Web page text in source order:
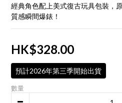
經典角色配上美式復古玩具包裝，
質感瞬間爆錶！
HK$328.00
預計2026年第三季開始出貨
數量